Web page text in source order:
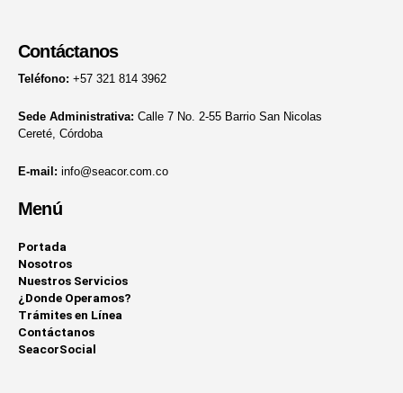
Contáctanos
Teléfono: +57 321 814 3962
Sede Administrativa: Calle 7 No. 2-55 Barrio San Nicolas
Cereté, Córdoba
E-mail: info@seacor.com.co
Menú
Portada
Nosotros
Nuestros Servicios
¿Donde Operamos?
Trámites en Línea
Contáctanos
SeacorSocial